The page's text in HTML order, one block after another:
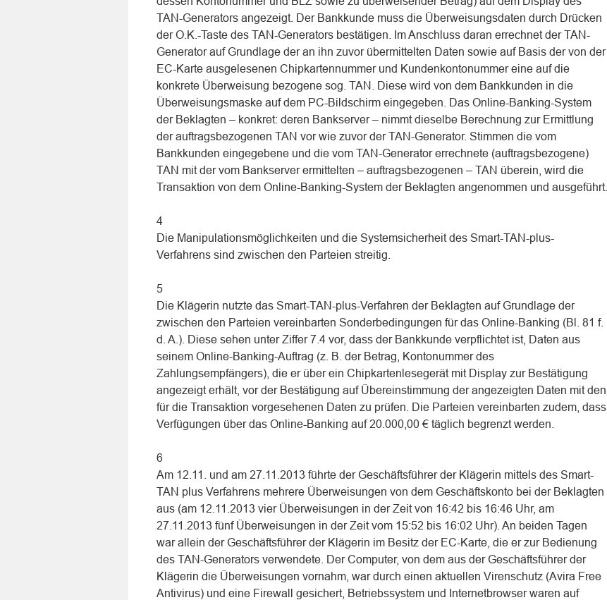
TAN-Generators angezeigt. Der Bankkunde muss die Überweisungsdaten durch Drücken
der O.K.-Taste des TAN-Generators bestätigen. Im Anschluss daran errechnet der TAN-
Generator auf Grundlage der an ihn zuvor übermittelten Daten sowie auf Basis der von der
EC-Karte ausgelesenen Chipkartennummer und Kundenkontonummer eine auf die
konkrete Überweisung bezogene sog. TAN. Diese wird von dem Bankkunden in die
Überweisungsmaske auf dem PC-Bildschirm eingegeben. Das Online-Banking-System
der Beklagten – konkret: deren Bankserver – nimmt dieselbe Berechnung zur Ermittlung
der auftragsbezogenen TAN vor wie zuvor der TAN-Generator. Stimmen die vom
Bankkunden eingegebene und die vom TAN-Generator errechnete (auftragsbezogene)
TAN mit der vom Bankserver ermittelten – auftragsbezogenen – TAN überein, wird die
Transaktion von dem Online-Banking-System der Beklagten angenommen und ausgeführt.
4
Die Manipulationsmöglichkeiten und die Systemsicherheit des Smart-TAN-plus-
Verfahrens sind zwischen den Parteien streitig.
5
Die Klägerin nutzte das Smart-TAN-plus-Verfahren der Beklagten auf Grundlage der
zwischen den Parteien vereinbarten Sonderbedingungen für das Online-Banking (Bl. 81 f.
d. A.). Diese sehen unter Ziffer 7.4 vor, dass der Bankkunde verpflichtet ist, Daten aus
seinem Online-Banking-Auftrag (z. B. der Betrag, Kontonummer des
Zahlungsempfängers), die er über ein Chipkartenlesegerät mit Display zur Bestätigung
angezeigt erhält, vor der Bestätigung auf Übereinstimmung der angezeigten Daten mit den
für die Transaktion vorgesehenen Daten zu prüfen. Die Parteien vereinbarten zudem, dass
Verfügungen über das Online-Banking auf 20.000,00 € täglich begrenzt werden.
6
Am 12.11. und am 27.11.2013 führte der Geschäftsführer der Klägerin mittels des Smart-
TAN plus Verfahrens mehrere Überweisungen von dem Geschäftskonto bei der Beklagten
aus (am 12.11.2013 vier Überweisungen in der Zeit von 16:42 bis 16:46 Uhr, am
27.11.2013 fünf Überweisungen in der Zeit vom 15:52 bis 16:02 Uhr). An beiden Tagen
war allein der Geschäftsführer der Klägerin im Besitz der EC-Karte, die er zur Bedienung
des TAN-Generators verwendete. Der Computer, von dem aus der Geschäftsführer der
Klägerin die Überweisungen vornahm, war durch einen aktuellen Virenschutz (Avira Free
Antivirus) und eine Firewall gesichert, Betriebssystem und Internetbrowser waren auf